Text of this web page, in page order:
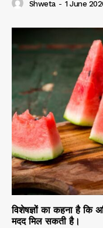
Shweta - 1 June
विशेषज्ञों का कहना है कि
मदद मिल सकती है।